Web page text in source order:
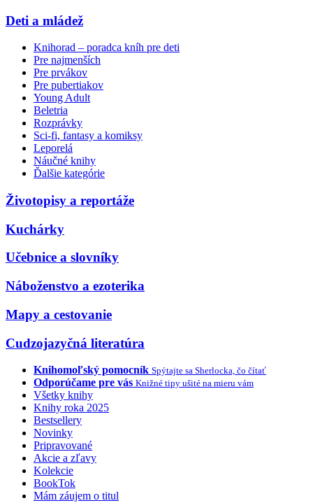
Deti a mládež
Knihorad – poradca kníh pre deti
Pre najmenších
Pre prvákov
Pre pubertiakov
Young Adult
Beletria
Rozprávky
Sci-fi, fantasy a komiksy
Leporelá
Náučné knihy
Ďalšie kategórie
Životopisy a reportáže
Kuchárky
Učebnice a slovníky
Náboženstvo a ezoterika
Mapy a cestovanie
Cudzojazyčná literatúra
Knihomoľský pomocník Spýtajte sa Sherlocka, čo čítať
Odporúčame pre vás Knižné tipy ušité na mieru vám
Všetky knihy
Knihy roka 2025
Bestsellery
Novinky
Pripravované
Akcie a zľavy
Kolekcie
BookTok
Mám záujem o titul